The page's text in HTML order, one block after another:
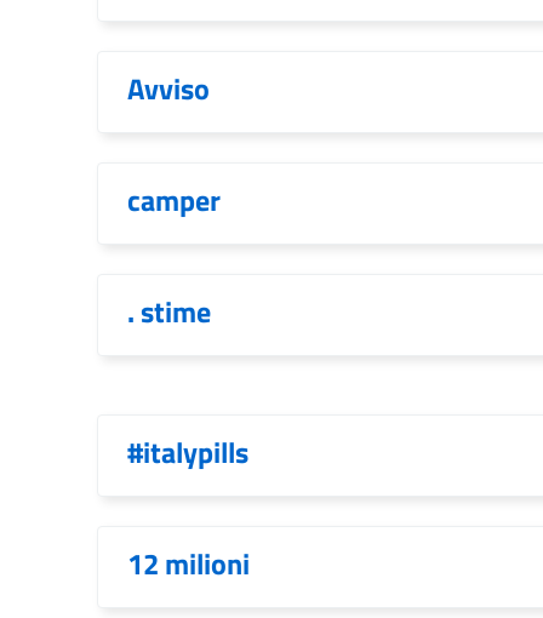
Avviso
camper
. stime
#italypills
12 milioni